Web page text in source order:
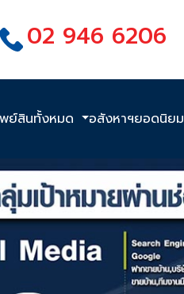
02 946 6206
ย์สินทั้งหมด อสังหาฯยอดนิยม